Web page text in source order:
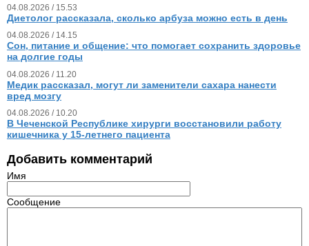
04.08.2026 / 15.53
Диетолог рассказала, сколько арбуза можно есть в день
04.08.2026 / 14.15
Сон, питание и общение: что помогает сохранить здоровье
на долгие годы
04.08.2026 / 11.20
Медик рассказал, могут ли заменители сахара нанести
вред мозгу
04.08.2026 / 10.20
В Чеченской Республике хирурги восстановили работу
кишечника у 15‑летнего пациента
Добавить комментарий
Имя
Сообщение